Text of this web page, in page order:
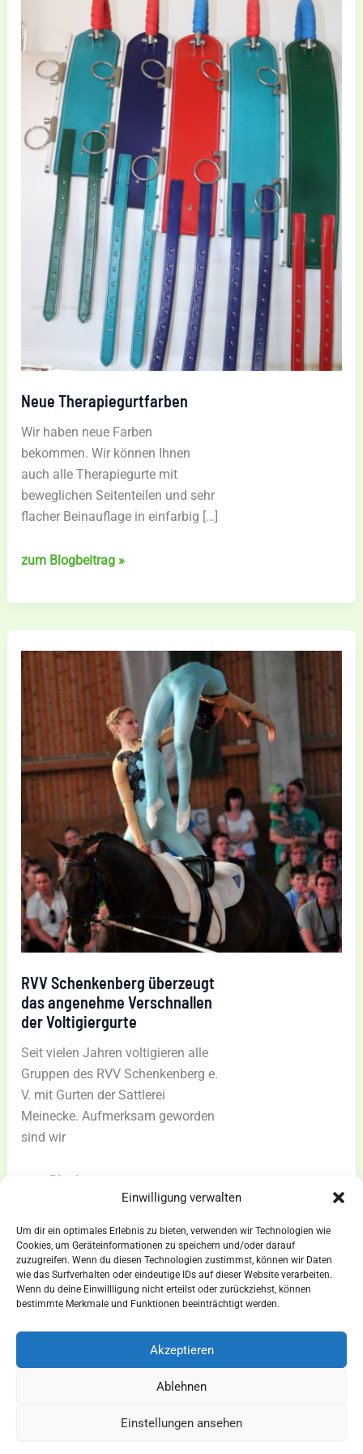
Einwilligung verwalten
Um dir ein optimales Erlebnis zu bieten, verwenden wir Technologien wie
Cookies, um Geräteinformationen zu speichern und/oder darauf
zuzugreifen. Wenn du diesen Technologien zustimmst, können wir Daten
wie das Surfverhalten oder eindeutige IDs auf dieser Website verarbeiten.
Wenn du deine Einwillligung nicht erteilst oder zurückziehst, können
bestimmte Merkmale und Funktionen beeinträchtigt werden.
Akzeptieren
Ablehnen
Einstellungen ansehen
Neue Therapiegurtfarben
Wir haben neue Farben
bekommen. Wir können Ihnen
auch alle Therapiegurte mit
beweglichen Seitenteilen und sehr
flacher Beinauflage in einfarbig […]
Neue
zum Blogbeitrag »
RVV Schenkenberg überzeugt
das angenehme Verschnallen
der Voltigiergurte
Seit vielen Jahren voltigieren alle
Gruppen des RVV Schenkenberg e.
V. mit Gurten der Sattlerei
Meinecke. Aufmerksam geworden
sind wir
überzeugt
das
angenehme
Verschnallen
der
Voltigiergurte
zum Blogbeitrag »
AGBs
Widerrufsbelehrung
Copyright © 2026 - Sattlerei Meinecke